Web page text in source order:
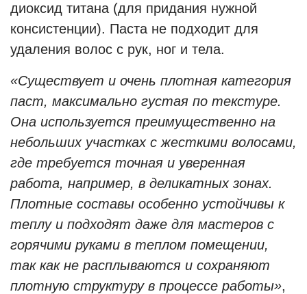
диоксид титана (для придания нужной
консистенции). Паста не подходит для
удаления волос с рук, ног и тела.
«Существует и очень плотная категория
паст, максимально густая по текстуре.
Она используется преимущественно на
небольших участках с жесткими волосами,
где требуется точная и уверенная
работа, например, в деликатных зонах.
Плотные составы особенно устойчивы к
теплу и подходят даже для мастеров с
горячими руками в теплом помещении,
так как не расплываются и сохраняют
плотную структуру в процессе работы»,